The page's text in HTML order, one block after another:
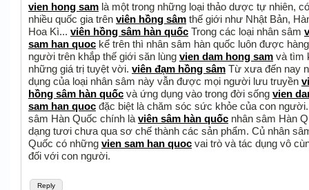
Reply
vien hong sam là một trong những loại thảo dược tự nhiên,
nhiều quốc gia trên viên hồng sâm thế giới như Nhật Bản,
Hoa Kì... viên hồng sâm hàn quốc Trong các loại nhân sâm
sam han quoc kể trên thì nhân sâm hàn quốc luôn được
người trên khắp thế giới săn lùng vien dam hong sam và tìm
những giá trị tuyệt vời. viên đạm hồng sâm Từ xưa đến nay
dụng của loại nhân sâm này vẫn được mọi người lưu truyền
hồng sâm hàn quốc và ứng dụng vào trong đời sống vien
sam han quoc đặc biệt là chăm sóc sức khỏe của con
sâm Hàn Quốc chính là viên sâm hàn quốc nhân sâm Hàn
dạng tươi chưa qua sơ chế thành các sản phẩm. Củ nhân
Quốc có những vien sam han quoc vai trò và tác dụng vô
đối với con người.